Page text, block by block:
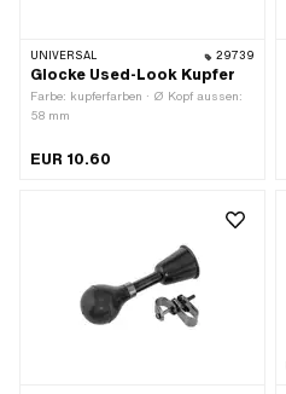
UNIVERSAL 29739
Glocke Used-Look Kupfer
Farbe: kupferfarben · Ø Kopf aussen:
58 mm
EUR 10.60